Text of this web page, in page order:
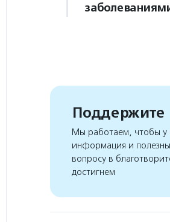
Поддержите
Мы работаем, чтобы у
информация и
вопросу в
достигнем